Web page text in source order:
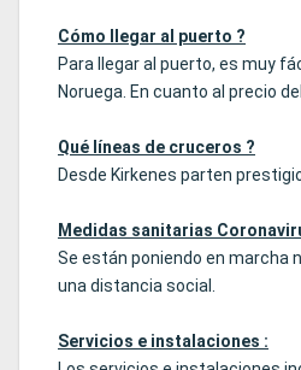
Cómo llegar al puerto ?
Para llegar al puerto, es muy
Noruega. En cuanto al precio
Qué líneas de cruceros ?
Desde Kirkenes parten
Medidas sanitarias
Se están poniendo en marcha
una distancia social.
Servicios e instalaciones :